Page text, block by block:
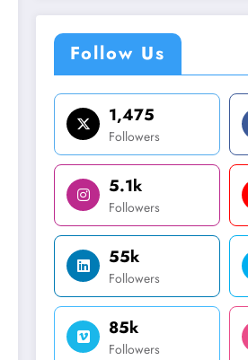
Follow Us
1,475
Followers
5.1k
Followers
55k
Followers
85k
Followers